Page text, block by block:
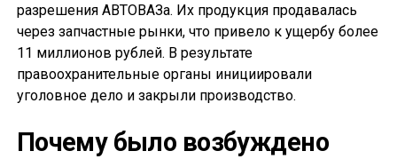
разрешения АВТОВАЗа. Их продукция продавалась
через запчастные рынки, что привело к ущербу более
11 миллионов рублей. В результате
правоохранительные органы инициировали
уголовное дело и закрыли производство.
Почему было возбуждено